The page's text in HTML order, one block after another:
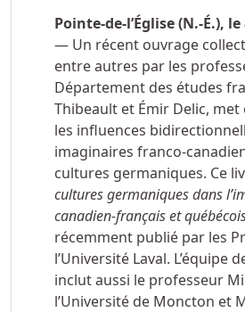
Pointe-de-l’Église (N.-É.),
— Un récent ouvrage
entre autres par les
Département des études
Thibeault et Émir Delic, met
les influences
imaginaires franco-
cultures germaniques. Ce
cultures germaniques dans
canadien-français et
récemment publié par les
l’Université Laval. L’équipe
inclut aussi le professeur
l’Université de Moncton et